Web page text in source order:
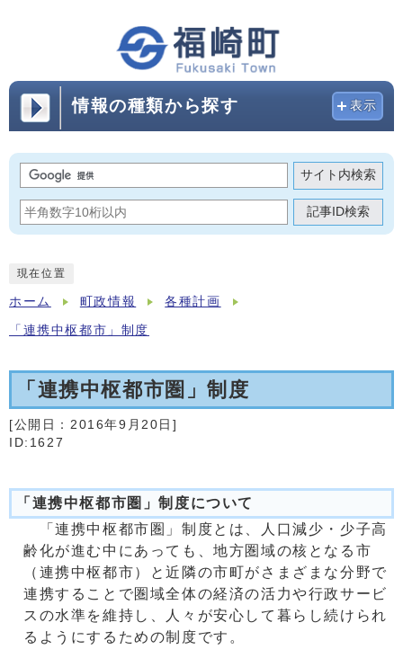
情報の種類から探す 表示
サイト内検索
記事ID検索
現在位置
ホーム 町政情報 各種計画
「連携中枢都市」制度
「連携中枢都市圏」制度
[公開日： 2016年9月20日 ]
ID:1627
「連携中枢都市圏」制度について
「連携中枢都市圏」制度とは、人口減少・少子高
齢化が進む中にあっても、地方圏域の核となる市
（連携中枢都市）と近隣の市町がさまざまな分野で
連携することで圏域全体の経済の活力や行政サービ
スの水準を維持し、人々が安心して暮らし続けられ
るようにするための制度です。